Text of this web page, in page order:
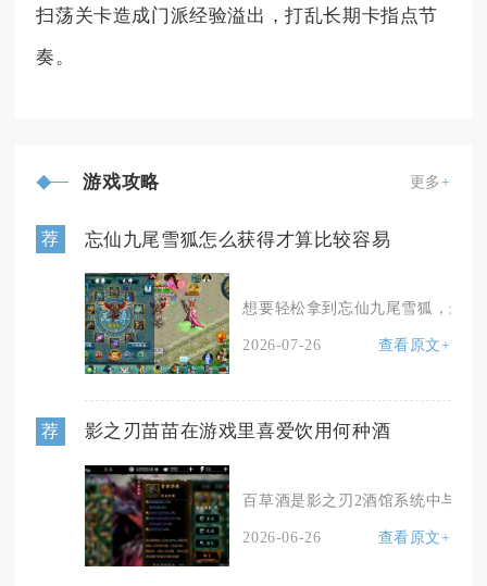
扫荡关卡造成门派经验溢出，打乱长期卡指点节
奏。
游戏攻略 更多+
荐 忘仙九尾雪狐怎么获得才算比较容易
想要轻松拿到忘仙九尾雪狐，最
2026-07-26 查看原文+
荐 影之刃苗苗在游戏里喜爱饮用何种酒
百草酒是影之刃2酒馆系统中与苗
2026-06-26 查看原文+